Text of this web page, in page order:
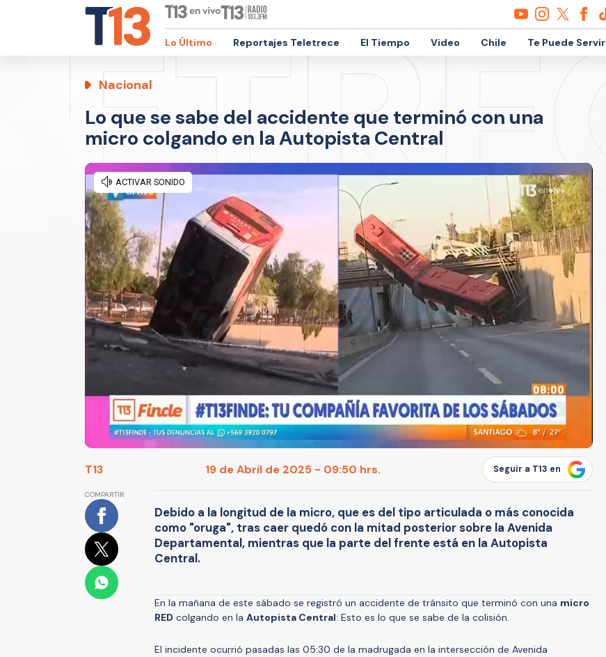
Lo Último Reportajes Teletrece El Tiempo Video Chile Te Puede Servir
Nacional
Lo que se sabe del accidente que terminó con una
micro colgando en la Autopista Central
T13 19 de Abril de 2025 - 09:50 hrs. Seguir a T13 en
COMPARTIR
Debido a la longitud de la micro, que es del tipo articulada o más conocida
como "oruga", tras caer quedó con la mitad posterior sobre la Avenida
Departamental, mientras que la parte del frente está en la Autopista
Central.
En la mañana de este sábado se registró un accidente de tránsito que terminó con una micro
RED colgando en la Autopista Central: Esto es lo que se sabe de la colisión.
El incidente ocurrió pasadas las 05:30 de la madrugada en la intersección de Avenida